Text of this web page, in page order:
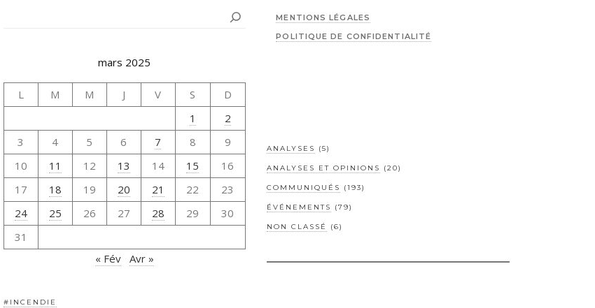
mars 2025
L M M J V S
D
1
2
3
4 5 6 7 8
9
10
11 12 13 14 15
16
17
18 19 20 21 22
23
24
25 26 27 28 29
30
31
« Fév
Avr »
#INCENDIE
MENTIONS LÉGALES
POLITIQUE DE CONFIDENTIALITÉ
ANALYSES (5)
ANALYSES ET OPINIONS (20)
COMMUNIQUÉS (193)
ÉVÉNEMENTS (79)
NON CLASSÉ (6)